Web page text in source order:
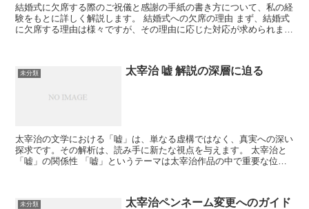
結婚式に欠席する際のご祝儀と感謝の手紙の書き方について、私の経
験をもとに詳しく解説します。 結婚式への欠席の理由 まず、結婚式
に欠席する理由は様々ですが、その理由に応じた対応が求められま
未分類 太宰治 嘘 解説の深層に迫る
太宰治の文学における「嘘」は、単なる虚構ではなく、真実への深い
探求です。その解析は、読み手に新たな視点を与えます。 太宰治と
「嘘」の関係性 「嘘」というテーマは太宰治作品の中で重要な位置
未分類
太宰治ペンネーム変更へのガイド